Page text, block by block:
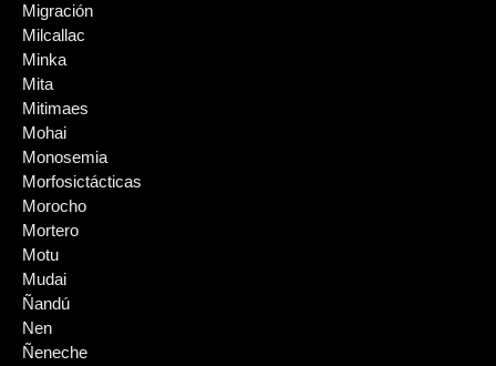
Migración
Milcallac
Minka
Mita
Mitimaes
Mohai
Monosemia
Morfosictácticas
Morocho
Mortero
Motu
Mudai
Ñandú
Nen
Ñeneche